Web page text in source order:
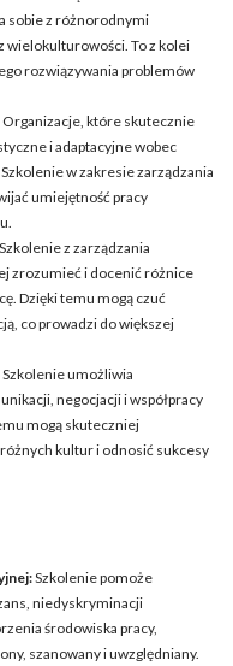
sobie z różnorodnymi
wielokulturowości. To z kolei
rozwiązywania problemów
Organizacje, które skutecznie
i adaptacyjne wobec
w zakresie zarządzania
umiejętność pracy
Szkolenie z zarządzania
zrozumieć i docenić różnice
Dzięki temu mogą czuć
co prowadzi do większej
Szkolenie umożliwia
negocjacji i współpracy
mogą skuteczniej
kultur i odnosić sukcesy
Szkolenie pomoże
niedyskryminacji
środowiska pracy,
szanowany i uwzględniany.